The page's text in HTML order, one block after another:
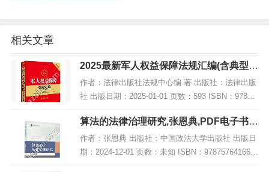
相关文章
2025最新军人权益保障法规汇编(含典型案
例),PDF下载
作者：法律出版社法规中心编 著 出版社：法律出版
社 出版日期：2025-01-01 页数：593 ISBN：97875
19798079 电子书大小：191MB [高清扫描版PDF格
式] 内容...
算法的法律治理研究,张恩典,PDF电子书下
载,网盘资源
作者：张恩典 出版社：中国政法大学出版社 出版日
期：2024-12-01 页数：未知 ISBN：978757641668
8 电子书大小：185MB [高清扫描版PDF格式] 内容